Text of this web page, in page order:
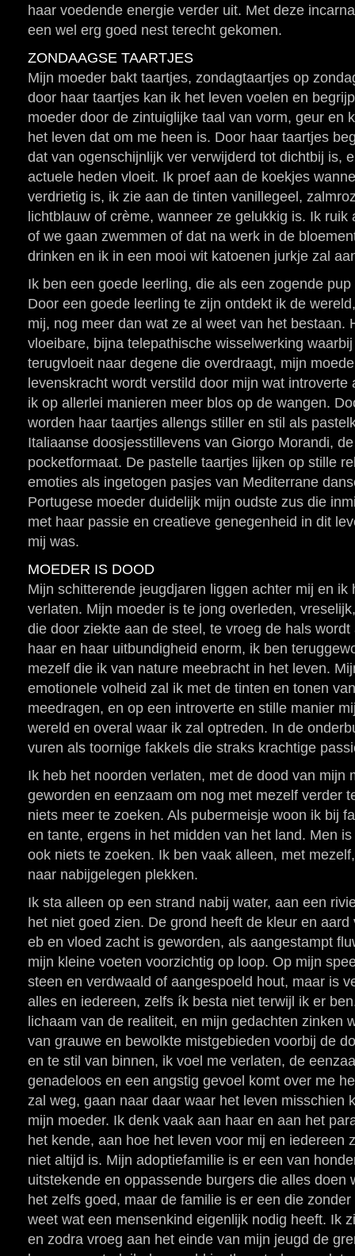
haar voedende energie verder uit. Met deze
een wel erg goed nest terecht gekomen.
ZONDAAGSE TAARTJES
Mijn moeder bakt taartjes, zondagtaartjes op
door haar taartjes kan ik het leven voelen en
moeder door de zintuiglijke taal van vorm, geur en
het leven dat om me heen is. Door haar taartjes
dat van ogenschijnlijk ver verwijderd tot dichtbij is,
actuele heden vloeit. Ik proef aan de koekjes
verdrietig is, ik zie aan de tinten vanillegeel,
lichtblauw of crème, wanneer ze gelukkig is. Ik
of we gaan zwemmen of dat na werk in de
drinken en ik in een mooi wit katoenen jurkje zal
Ik ben een goede leerling, die als een zogende
Door een goede leerling te zijn ontdekt ik de
mij, nog meer dan wat ze al weet van het bestaan.
vloeibare, bijna telepathische wisselwerking
terugvloeit naar degene die overdraagt, mijn
levenskracht wordt verstild door mijn wat
ik op allerlei manieren meer blos op de wangen.
worden haar taartjes allengs stiller en stil als
Italiaanse doosjesstillevens van Giorgo Morandi,
pocketformaat. De pastelle taartjes lijken op stille
emoties als ingetogen pasjes van Mediterrane
Portugese moeder duidelijk mijn oudste zus die
met haar passie en creatieve genegenheid in dit
mij was.
MOEDER IS DOOD
Mijn schitterende jeugdjaren liggen achter mij en ik
verlaten. Mijn moeder is te jong overleden,
die door ziekte aan de steel, te vroeg de hals
haar en haar uitbundigheid enorm, ik ben
mezelf die ik van nature meebracht in het leven.
emotionele volheid zal ik met de tinten en tonen
meedragen, en op een introverte en stille manier
wereld en overal waar ik zal optreden. In de
vuren als toornige fakkels die straks krachtige
Ik heb het noorden verlaten, met de dood van mijn
geworden en eenzaam om nog met mezelf verder
niets meer te zoeken. Als pubermeisje woon ik bij
en tante, ergens in het midden van het land. Men
ook niets te zoeken. Ik ben vaak alleen, met
naar nabijgelegen plekken.
Ik sta alleen op een strand nabij water, aan een
het niet goed zien. De grond heeft de kleur en
eb en vloed zacht is geworden, als aangestampt
mijn kleine voeten voorzichtig op loop. Op mijn
steen en verdwaald of aangespoeld hout, maar is
alles en iedereen, zelfs ík besta niet terwijl ik er
lichaam van de realiteit, en mijn gedachten zinken
van grauwe en bewolkte mistgebieden voorbij de
en te stil van binnen, ik voel me verlaten, de
genadeloos en een angstig gevoel komt over me
zal weg, gaan naar daar waar het leven misschien
mijn moeder. Ik denk vaak aan haar en aan het
het kende, aan hoe het leven voor mij en iedereen
niet altijd is. Mijn adoptiefamilie is er een van
uitstekende en oppassende burgers die alles doen
het zelfs goed, maar de familie is er een die
weet wat een mensenkind eigenlijk nodig heeft. Ik
en zodra vroeg aan het einde van mijn jeugd de